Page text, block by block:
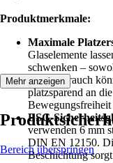
Produktmerkmale:
Maximale
Glaselemente
schwenken –
Nichtgebrauch
platzsparend an
ESG-
verwenden 6 mm
DIN EN 12150.
Beschichtung
Mehr anzeigen
Bereich überspringen